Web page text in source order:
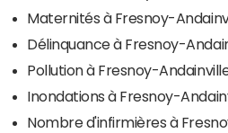
Maternités à Fresnoy-
Délinquance à Fresnoy-
Pollution à Fresnoy-
Inondations à Fresnoy-
Nombre d'infirmières à